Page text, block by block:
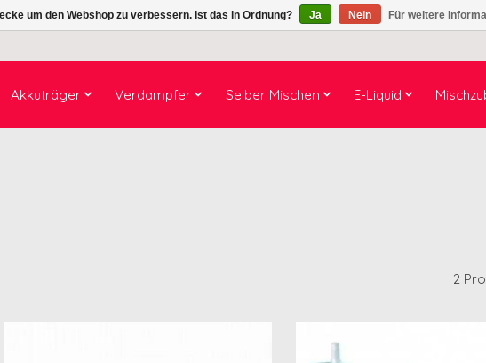
Akkuträger Verdampfer Selber Mischen E-Liquid
2
um den Webshop zu verbessern. Ist das in Ordnung? Ja Nein Für weitere